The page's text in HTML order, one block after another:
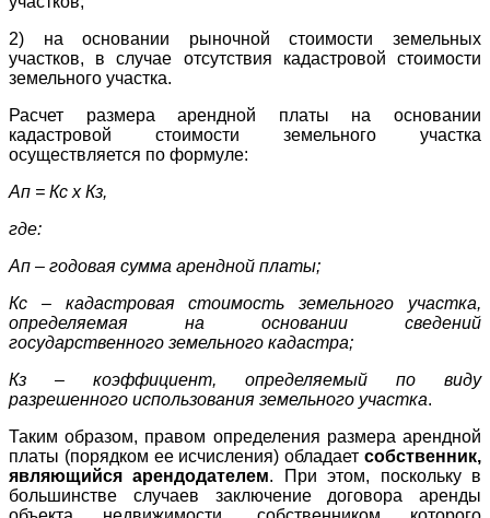
2) на основании рыночной стоимости земельных
участков, в случае отсутствия кадастровой стоимости
земельного участка.
Расчет размера арендной платы на основании
кадастровой стоимости земельного участка
осуществляется по формуле:
Ап = Кс x Кз,
где:
Ап – годовая сумма арендной платы;
Кс – кадастровая стоимость земельного участка,
определяемая на основании сведений
государственного земельного кадастра;
Кз – коэффициент, определяемый по виду
разрешенного использования земельного участка.
Таким образом, правом определения размера арендной
платы (порядком ее исчисления) обладает собственник,
являющийся арендодателем. При этом, поскольку в
большинстве случаев заключение договора аренды